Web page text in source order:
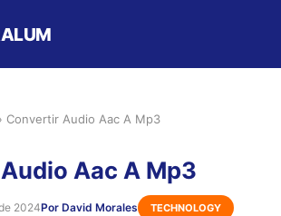
› Convertir Audio Aac A Mp3
Aac A Mp3
2024Por David Morales TECHNOLOGY